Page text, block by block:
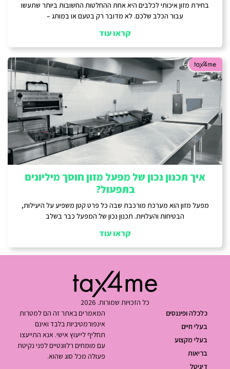
בחירת מזון איכותי לכלבים היא אחת ההחלטות החשובות ביותר שתעשו
עבור הכלב שלכם. לא מדובר רק בטעם או במותג –
קראו עוד
איך תכנון נכון של מפעל מזון חוסך מיליונים
בתפעול?
מפעל מזון הוא מערכת מורכבת שבה כל פרט קטן משפיע על היעילות,
הבטיחות והעלויות. תכנון נכון של המפעל כבר בשלב
קראו עוד
כל הזכויות שמורות. 2026
כלכלה ופיננסים
בעלי חיים
בעלי מקצוע
בריאות
דיגיטל
המאמרים באתר זה הם למטרות
אינפורמטיביות בלבד ואינם
תחליף לייעוץ אישי. אנא התייעצו
עם מומחים רלוונטיים לפני נקיטת
פעולה מכל סוג שהוא.